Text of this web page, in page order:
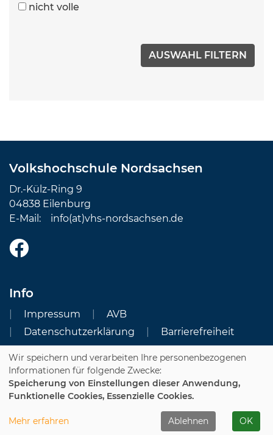
nicht volle
Volkshochschule Nordsachsen
Dr.-Külz-Ring 9
04838 Eilenburg
E-Mail: info(at)vhs-nordsachsen.de
Info
Impressum
AVB
Datenschutzerklärung
Barrierefreiheit
Cookie Einstellungen
Dozenten-Login
Wir speichern und verarbeiten Ihre personenbezogenen
Informationen für folgende Zwecke:
Speicherung von Einstellungen dieser Anwendung,
Funktionelle Cookies, Essenzielle Cookies.
Mehr erfahren Ablehnen OK